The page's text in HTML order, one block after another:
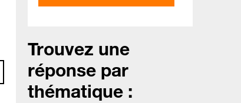
Trouvez une
réponse par
thématique :